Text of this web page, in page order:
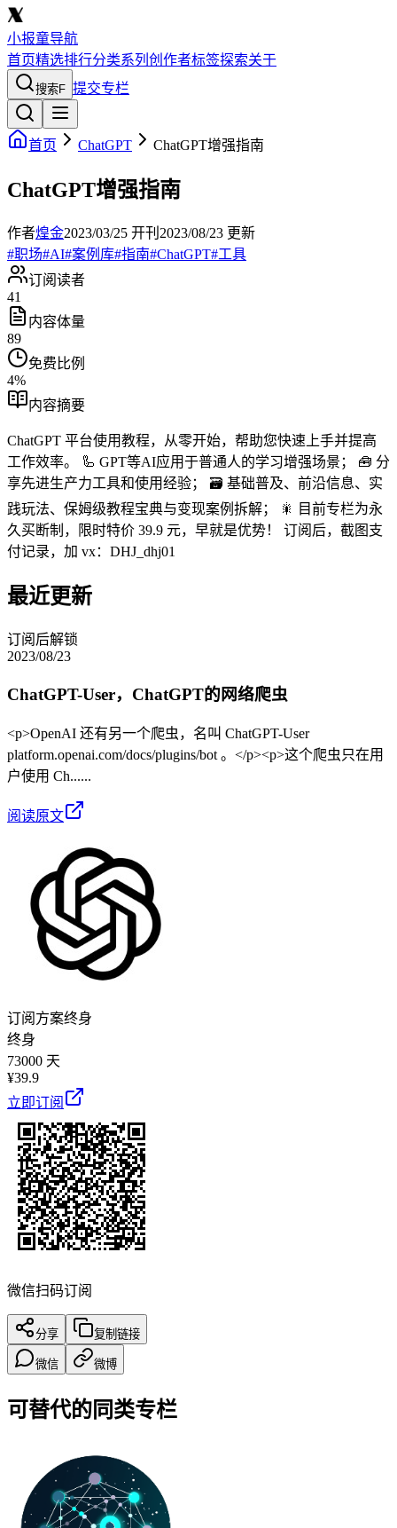
小报童导航
首页精选排行分类系列 创作者标签探索关于
搜索F 提交专栏
首页 ChatGPT ChatGPT增强指南
ChatGPT增强指南
作者煌金2023/03/25 开刊 2023/08/23 更新
#职场#AI#案例库#指南#ChatGPT#工具
订阅读者
41
内容体量
89
免费比例
4%
内容摘要
ChatGPT 平台使用教程，从零开始，帮助您快速上手并提高
工作效率。 🦾 GPT等AI应用于普通人的学习增强场景； 🧰 分
享先进生产力工具和使用经验； 🗃️ 基础普及、前沿信息、实
践玩法、保姆级教程宝典与变现案例拆解； 🎇 目前专栏为永
久买断制，限时特价 39.9 元，早就是优势！ 订阅后，截图支
付记录，加 vx：DHJ_dhj01
最近更新
订阅后解锁
2023/08/23
ChatGPT-User，ChatGPT的网络爬虫
<p>OpenAI 还有另一个爬虫，名叫 ChatGPT-User
platform.openai.com/docs/plugins/bot 。</p><p>这个爬虫只在用
户使用 Ch......
阅读原文
订阅方案终身
终身
73000 天
¥39.9
立即订阅
微信扫码订阅
分享 复制链接
微信 微博
可替代的同类专栏